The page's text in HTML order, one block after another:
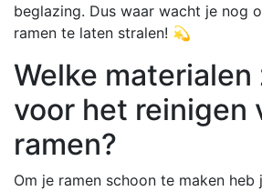
beglazing. Dus waar wacht je nog
ramen te laten stralen! 💫
Welke
voor het reinigen
ramen?
Om je ramen schoon te maken heb